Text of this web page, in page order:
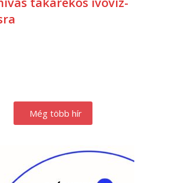
Még több hír